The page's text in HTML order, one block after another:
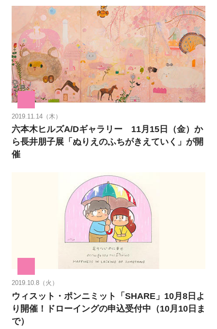
2019.11.14（木）
六本木ヒルズA/Dギャラリー 11月15日（金）か
ら長井朋子展「ぬりえのふちがきえていく」が開
催
2019.10.8（火）
ウィスット・ポンニミット「SHARE」10月8日よ
り開催！ドローイングの申込受付中（10月10日ま
で）